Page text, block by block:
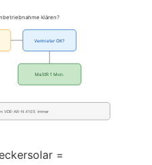
klären?
Vermieter OK?
MaStR 1 Mon.
VDE-AR-N 4105: immer
=